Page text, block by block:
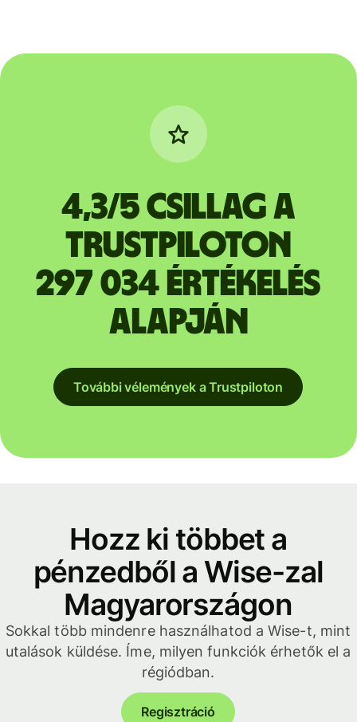
4,3/5 csillag a
Trustpiloton
297 034 értékelés
alapján
További vélemények a Trustpiloton
Hozz ki többet a
pénzedből a Wise-zal
Magyarországon
Sokkal több mindenre használhatod a Wise-t, mint
utalások küldése. Íme, milyen funkciók érhetők el a
régiódban.
Regisztráció